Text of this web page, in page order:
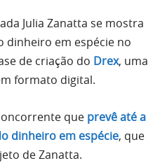
Julia Zanatta se mostra
dinheiro em espécie no
de criação do Drex, uma
formato digital.
que prevê até a
dinheiro em espécie, que
de Zanatta.